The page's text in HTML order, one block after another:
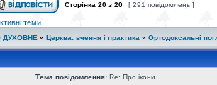
Сторінка 20 з 20 [ 291 повідомлень ]
теми
» Церква: вчення і практика » Ортодоксальні
Тема повідомлення: Re: Про ікони